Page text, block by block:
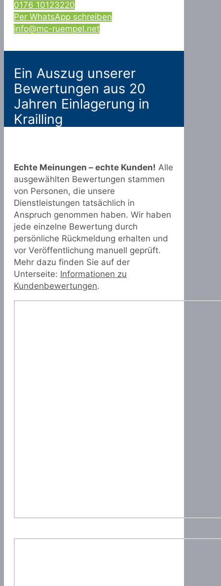
0176 10123220
Per WhatsApp schreiben
info@mc-ruempel.net
Ein Auszug unserer
Bewertungen aus 20
Jahren Einlagerung in
Krailling
Echte Meinungen – echte Kunden! Alle
ausgewählten Bewertungen stammen
von Personen, die unsere
Dienstleistungen tatsächlich in
Anspruch genommen haben. Wir haben
jede einzelne Bewertung durch
persönliche Rückmeldung erhalten und
vor Veröffentlichung manuell geprüft.
Mehr dazu finden Sie auf der
Unterseite: Informationen zu
Kundenbewertungen.